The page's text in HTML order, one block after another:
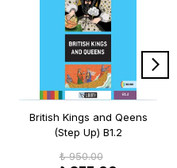
British Kings and Qeens
(Step Up) B1.2
₺ 950.00